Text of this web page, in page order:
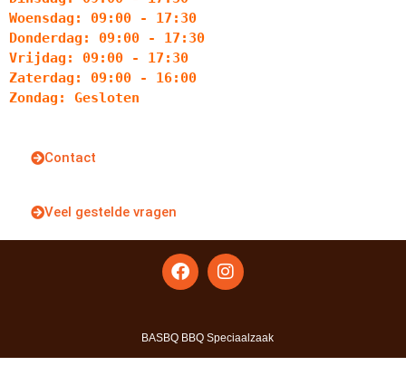
Woensdag: 09:00 - 17:30
Donderdag: 09:00 - 17:30
Vrijdag: 09:00 - 17:30
Zaterdag: 09:00 - 16:00
Zondag: Gesloten
Contact
Veel gestelde vragen
BASBQ BBQ Speciaalzaak